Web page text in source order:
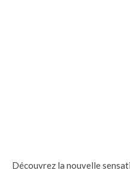
Découvrez la nouvelle